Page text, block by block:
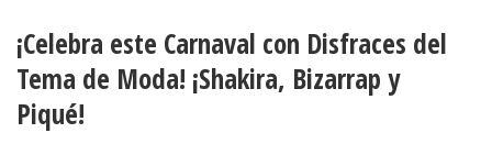
¡Celebra este Carnaval con Disfraces del
Tema de Moda! ¡Shakira, Bizarrap y
Piqué!